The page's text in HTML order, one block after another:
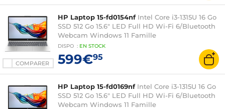
COMPARER
HP Laptop 15-fd0154nf Intel Core i3-1315U 16 Go
SSD 512 Go 15.6" LED Full HD Wi-Fi 6/Bluetooth
Webcam Windows 11 Famille
DISPO : EN STOCK
599€95
HP Laptop 15-fd0169nf Intel Core i3-1315U 16 Go
SSD 512 Go 15.6" LED Full HD Wi-Fi 6/Bluetooth
Webcam Windows 11 Famille